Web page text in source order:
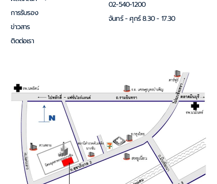
การรับรอง
ข่าวสาร
ติดต่อเรา
02-540-1200
จันทร์ - ศุกร์ 8.30 - 17.30